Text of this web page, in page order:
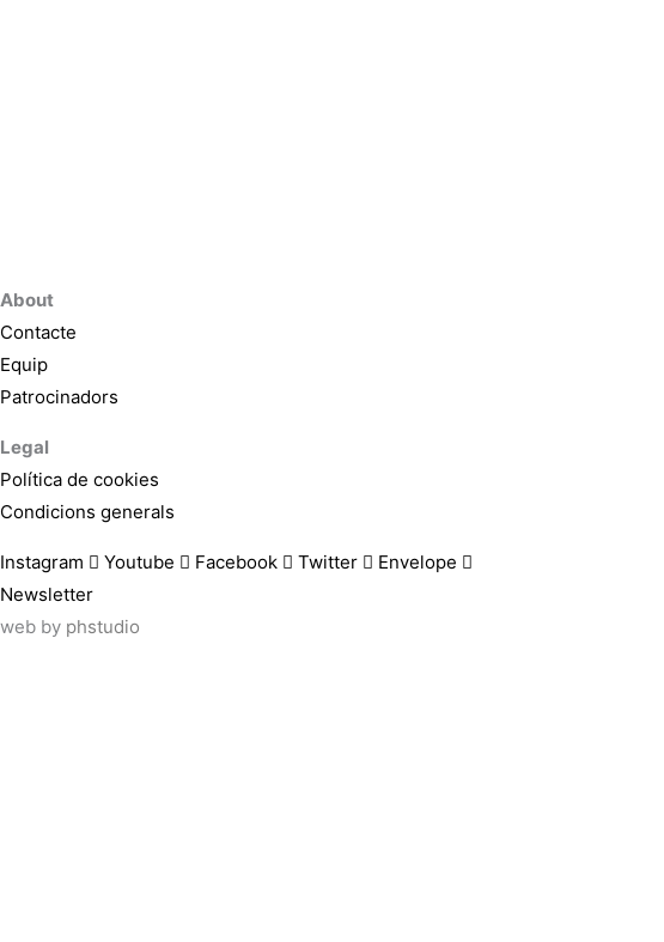
About
Contacte
Equip
Patrocinadors
Legal
Política de cookies
Condicions generals
Instagram Youtube Facebook Twitter
Envelope
Newsletter
web by phstudio